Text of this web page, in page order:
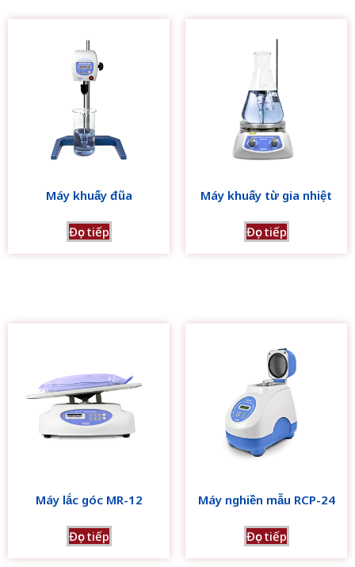
Máy khuấy đũa
Đọc tiếp
Máy khuấy từ gia nhiệt
Đọc tiếp
Máy lắc góc MR-12
Đọc tiếp
Máy nghiền mẫu RCP-24
Đọc tiếp